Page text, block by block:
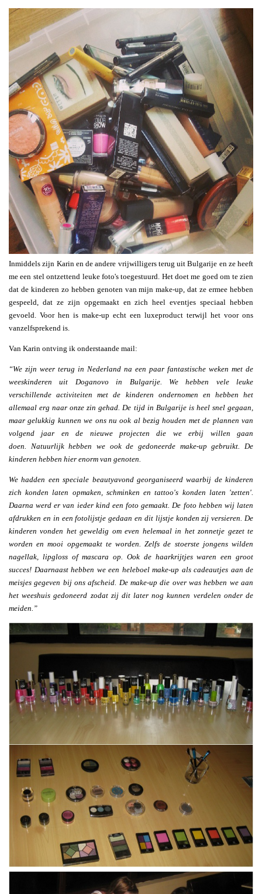
Inmiddels zijn Karin en de andere vrijwilligers terug uit Bulgarije en ze heeft
me een stel ontzettend leuke foto's toegestuurd. Het doet me goed om te zien
dat de kinderen zo hebben genoten van mijn make-up, dat ze ermee hebben
gespeeld, dat ze zijn opgemaakt en zich heel eventjes speciaal hebben
gevoeld. Voor hen is make-up echt een luxeproduct terwijl het voor ons
vanzelfsprekend is.
Van Karin ontving ik onderstaande mail:
“We zijn weer terug in Nederland na een paar fantastische weken met de
weeskinderen uit Doganovo in Bulgarije. We hebben vele leuke
verschillende activiteiten met de kinderen ondernomen en hebben het
allemaal erg naar onze zin gehad. De tijd in Bulgarije is heel snel gegaan,
maar gelukkig kunnen we ons nu ook al bezig houden met de plannen van
volgend jaar en de nieuwe projecten die we erbij willen gaan
doen. Natuurlijk hebben we ook de gedoneerde make-up gebruikt. De
kinderen hebben hier enorm van genoten.
We hadden een speciale beautyavond georganiseerd waarbij de kinderen
zich konden laten opmaken, schminken en tattoo's konden laten 'zetten'.
Daarna werd er van ieder kind een foto gemaakt. De foto hebben wij laten
afdrukken en in een fotolijstje gedaan en dit lijstje konden zij versieren. De
kinderen vonden het geweldig om even helemaal in het zonnetje gezet te
worden en mooi opgemaakt te worden. Zelfs de stoerste jongens wilden
nagellak, lipgloss of mascara op. Ook de haarkrijtjes waren een groot
succes! Daarnaast hebben we een heleboel make-up als cadeautjes aan de
meisjes gegeven bij ons afscheid. De make-up die over was hebben we aan
het weeshuis gedoneerd zodat zij dit later nog kunnen verdelen onder de
meiden.”